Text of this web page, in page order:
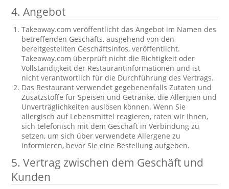
4. Angebot
Takeaway.com veröffentlicht das Angebot im Namen des
betreffenden Geschäfts, ausgehend von den
bereitgestellten Geschäftsinfos, veröffentlicht.
Takeaway.com überprüft nicht die Richtigkeit oder
Vollständigkeit der Restaurantinformationen und ist
nicht verantwortlich für die Durchführung des Vertrags.
Das Restaurant verwendet gegebenenfalls Zutaten und
Zusatzstoffe für Speisen und Getränke, die Allergien und
Unverträglichkeiten auslösen können. Wenn Sie
allergisch auf Lebensmittel reagieren, raten wir Ihnen,
sich telefonisch mit dem Geschäft in Verbindung zu
setzen, um sich über verwendete Allergene zu
informieren, bevor Sie eine Bestellung aufgeben.
5. Vertrag zwischen dem Geschäft und
Kunden